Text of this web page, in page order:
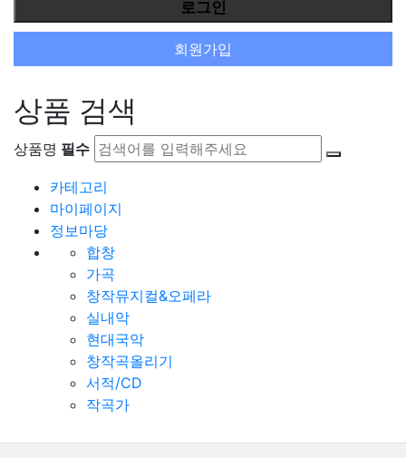
회원가입
상품 검색
상품명 필수
카테고리
마이페이지
정보마당
합창
가곡
창작뮤지컬&오페라
실내악
현대국악
창작곡올리기
서적/CD
작곡가